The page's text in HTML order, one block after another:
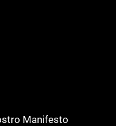
Manifesto